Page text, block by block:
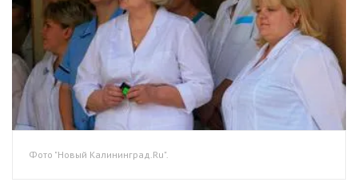
Фото "Новый Калининград.Ru".